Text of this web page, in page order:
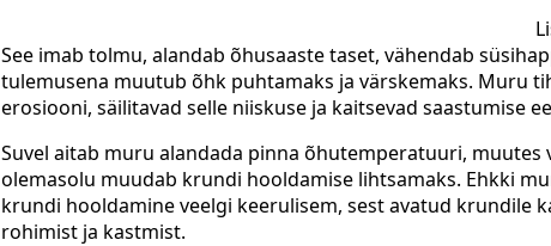
See imab tolmu, alandab õhusaaste taset, vähendab
tulemusena muutub õhk puhtamaks ja värskemaks. Muru
erosiooni, säilitavad selle niiskuse ja kaitsevad saastumise
Suvel aitab muru alandada pinna õhutemperatuuri, muutes
olemasolu muudab krundi hooldamise lihtsamaks. Ehkki
krundi hooldamine veelgi keerulisem, sest avatud krundile
rohimist ja kastmist.